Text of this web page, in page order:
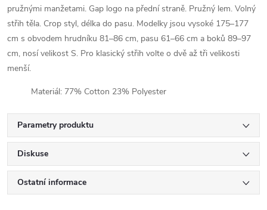
pružnými manžetami. Gap logo na přední straně. Pružný lem. Volný
střih těla. Crop styl, délka do pasu. Modelky jsou vysoké 175–177
cm s obvodem hrudníku 81–86 cm, pasu 61–66 cm a boků 89–97
cm, nosí velikost S. Pro klasický střih volte o dvě až tři velikosti
menší.
Materiál: 77% Cotton 23% Polyester
Parametry produktu
Diskuse
Ostatní informace